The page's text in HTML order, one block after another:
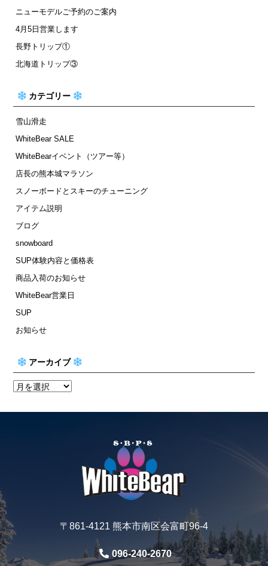
ニューモデルご予約のご案内
4月5日営業します
長野トリップ①
北海道トリップ③
カテゴリー
雪山滑走
WhiteBear SALE
WhiteBearイベント（ツアー等）
店長の熊本城マラソン
スノーボードとスキーのチューニング
アイテム説明
ブログ
snowboard
SUP体験内容と価格表
商品入荷のお知らせ
WhiteBear営業日
SUP
お知らせ
アーカイブ
〒861-4121 熊本市南区会富町96-4
096-240-2670